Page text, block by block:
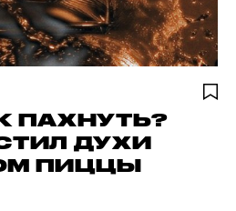
ПАХНУТЬ?
ДУХИ
ПИЦЦЫ